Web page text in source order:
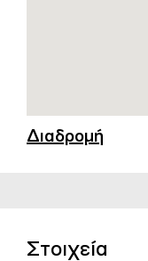
Διαδρομή
Στοιχεία